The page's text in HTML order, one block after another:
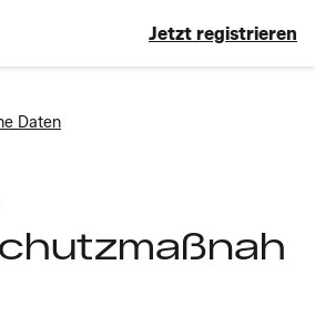
Jetzt registrieren
Daten